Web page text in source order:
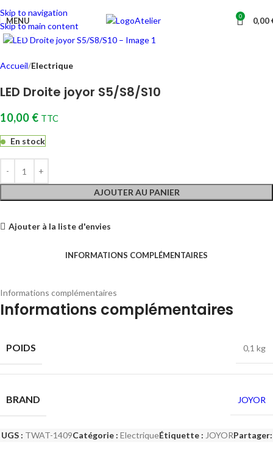
Skip to navigation
Skip to main content
MENU Atelier 0 0,00
Cliquez pour agrandir
Accueil Electrique
LED Droite joyor S5/S8/S10
10,00 € TTC
En stock
AJOUTER AU PANIER
Ajouter à la liste d'envies
INFORMATIONS COMPLÉMENTAIRES
Informations complémentaires
Informations complémentaires
POIDS 0,1 kg
BRAND JOYOR
UGS : TWAT-1409Catégorie : ElectriqueÉtiquette : JOYORPartager: